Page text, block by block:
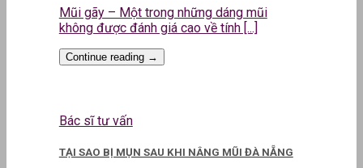
Mũi gãy – Một trong những dáng mũi
không được đánh giá cao về tính [...]
Continue reading →
Bác sĩ tư vấn
TẠI SAO BỊ MỤN SAU KHI NÂNG MŨI ĐÀ NẴNG